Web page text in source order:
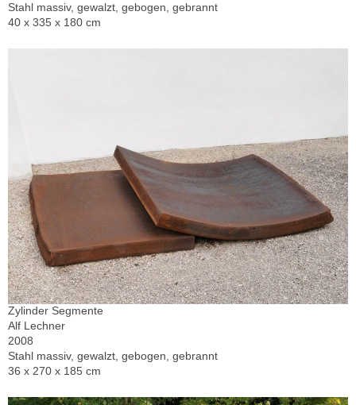
Stahl massiv, gewalzt, gebogen, gebrannt
40 x 335 x 180 cm
Zylinder Segmente
Alf Lechner
2008
Stahl massiv, gewalzt, gebogen, gebrannt
36 x 270 x 185 cm